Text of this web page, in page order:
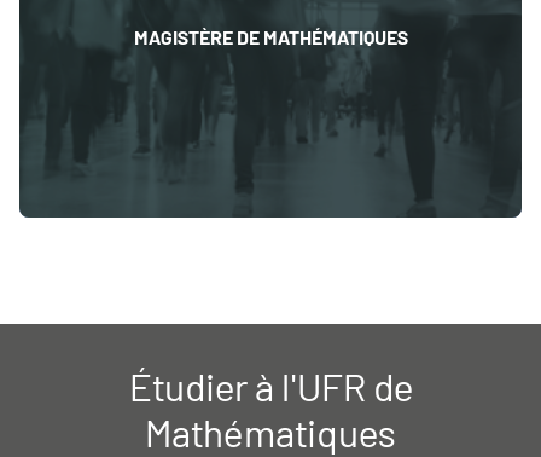
MAGISTÈRE DE MATHÉMATIQUES
Étudier à l'UFR de
Mathématiques